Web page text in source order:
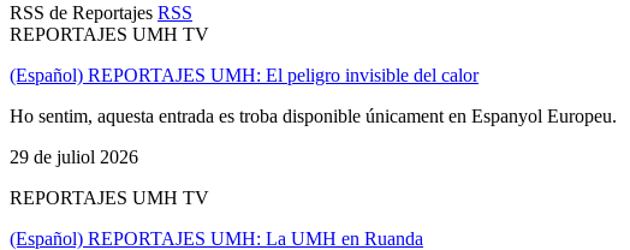
RSS de Reportajes RSS
REPORTAJES UMH TV
(Español) REPORTAJES UMH: El peligro invisible del calor
Ho sentim, aquesta entrada es troba disponible únicament en Espanyol Europeu.
29 de juliol 2026
REPORTAJES UMH TV
(Español) REPORTAJES UMH: La UMH en Ruanda